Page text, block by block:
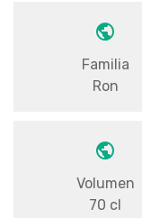
Familia
Ron
Volumen
70 cl